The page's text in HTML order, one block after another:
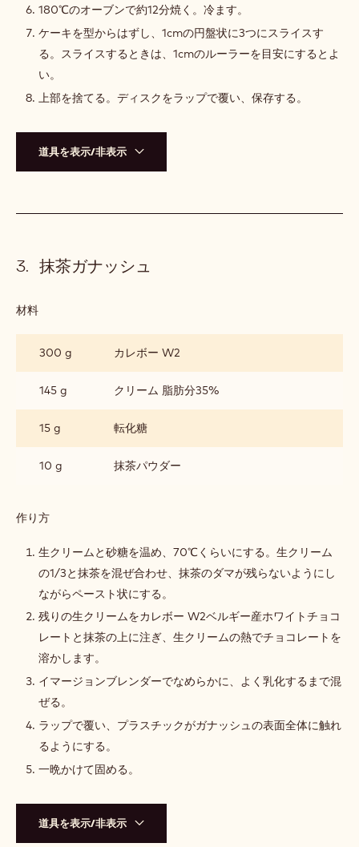
180℃のオーブンで約12分焼く。冷ます。
ケーキを型からはずし、1cmの円盤状に3つにスライスす
る。スライスするときは、1cmのルーラーを目安にするとよ
い。
上部を捨てる。ディスクをラップで覆い、保存する。
道具を表示/非表示
抹茶ガナッシュ
材料
ガ
ナ
ッ
300 g カレボー W2
145 g クリーム 脂肪分35%
15 g 転化糖
10 g 抹茶パウダー
作り方
茶
ナ
ッ
ュ
生クリームと砂糖を温め、70℃くらいにする。生クリーム
の1/3と抹茶を混ぜ合わせ、抹茶のダマが残らないようにし
ながらペースト状にする。
残りの生クリームをカレボー W2ベルギー産ホワイトチョコ
レートと抹茶の上に注ぎ、生クリームの熱でチョコレートを
溶かします。
イマージョンブレンダーでなめらかに、よく乳化するまで混
ぜる。
ラップで覆い、プラスチックがガナッシュの表面全体に触れ
るようにする。
一晩かけて固める。
道具を表示/非表示